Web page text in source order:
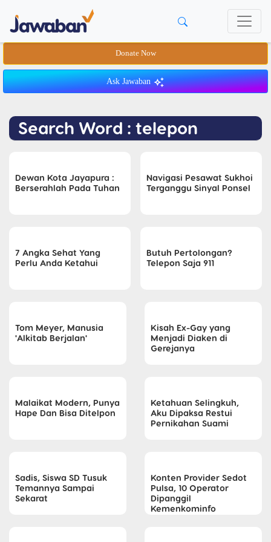
Donate Now
Ask Jawaban
Search Word : telepon
Dewan Kota Jayapura :
Berserahlah Pada Tuhan
Navigasi Pesawat Sukhoi
Terganggu Sinyal Ponsel
7 Angka Sehat Yang
Perlu Anda Ketahui
Butuh Pertolongan?
Telepon Saja 911
Tom Meyer, Manusia
'Alkitab Berjalan'
Kisah Ex-Gay yang
Menjadi Diaken di
Gerejanya
Malaikat Modern, Punya
Hape Dan Bisa Ditelpon
Ketahuan Selingkuh,
Aku Dipaksa Restui
Pernikahan Suami
Sadis, Siswa SD Tusuk
Temannya Sampai
Sekarat
Konten Provider Sedot
Pulsa, 10 Operator
Dipanggil
Kemenkominfo